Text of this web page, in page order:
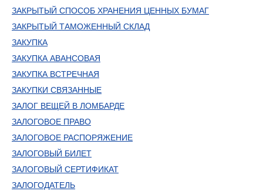
ЗАКРЫТЫЙ СПОСОБ ХРАНЕНИЯ ЦЕННЫХ БУМАГ
ЗАКРЫТЫЙ ТАМОЖЕННЫЙ СКЛАД
ЗАКУПКА
ЗАКУПКА АВАНСОВАЯ
ЗАКУПКА ВСТРЕЧНАЯ
ЗАКУПКИ СВЯЗАННЫЕ
ЗАЛОГ ВЕЩЕЙ В ЛОМБАРДЕ
ЗАЛОГОВОЕ ПРАВО
ЗАЛОГОВОЕ РАСПОРЯЖЕНИЕ
ЗАЛОГОВЫЙ БИЛЕТ
ЗАЛОГОВЫЙ СЕРТИФИКАТ
ЗАЛОГОДАТЕЛЬ